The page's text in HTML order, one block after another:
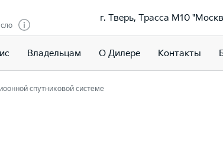
г. Тверь, Трасса М10
Владельцам О Дилере Контакты
спутниковой системе